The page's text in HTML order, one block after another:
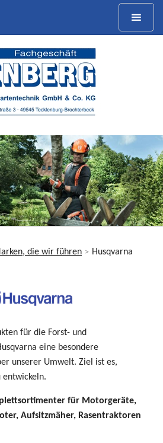
die wir führen > Husqvarna
für die Forst- und
eine besondere
unserer Umwelt. Ziel ist es,
entwickeln.
für Motorgeräte,
Aufsitzmäher, Rasentraktoren